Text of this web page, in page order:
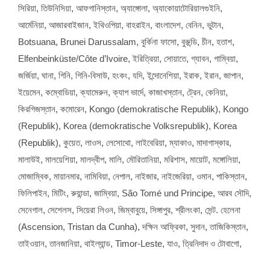
সিরিয়া, তিউনিসিয়া, আফগানিস্তান, অ্যাঙ্গোলা, অ্যাকোয়াটোরিয়ালগুইনি,
আর্মেনিয়া, আজারবাইজান, ইথিওপিয়া, বাহরাইন, বাংলাদেশ, বেনিন, ভুটান,
Botsuana, Brunei Darussalam, বুর্কিনা ফাসো, বুরুন্ডি, চীন, হতাশ,
Elfenbeinküste/Côte d’Ivoire, ইরিত্রিয়া, সোয়াতে, গ্যাবন, গাম্বিয়া,
জর্জিয়া, ঘানা, গিনি, গিনি-বিসাউ, হংকং, যদি, ইন্দোনেশিয়া, ইরাক, ইরান, জাপান,
ইয়েমেন, কম্বোডিয়া, ক্যামেরুন, ক্যাপ ভার্দে, কাজাখস্তান, ট্রেন, কেনিয়া,
কিরগিজস্তান, কমোরেন, Kongo (demokratische Republik), Kongo
(Republik), Korea (demokratische Volksrepublik), Korea
(Republik), কুয়েত, লাওস, লেসোথো, লাইবেরিয়া, ম্যাকাও, মাদাগাস্কার,
মালাউই, মালয়েশিয়া, মালদ্বীপ, মালি, মৌরিতানিয়া, মরিশাস, মায়োট, মঙ্গোলিয়া,
মোজাম্বিক, মায়ানমার, নামিবিয়া, নেপাল, নাইজার, নাইজেরিয়া, ওমান, পাকিস্তান,
ফিলিপাইন, মিটিং, রুয়ান্ডা, জাম্বিয়া, São Tomé und Principe, আরব সৌদি,
সেনেগাল, সেশেলস, সিয়েরা লিওন, জিম্বাবুয়ে, সিঙ্গাপুর, শ্রীলংকা, সেন্ট. হেলেনা
(Ascension, Tristan da Cunha), দক্ষিন আফ্রিকা, সুদান, তাজিকিস্তান,
তাইওয়ান, তানজানিয়া, থাইল্যান্ড, Timor-Leste, যাও, ত্রিনিদাদ ও টোবাগো,